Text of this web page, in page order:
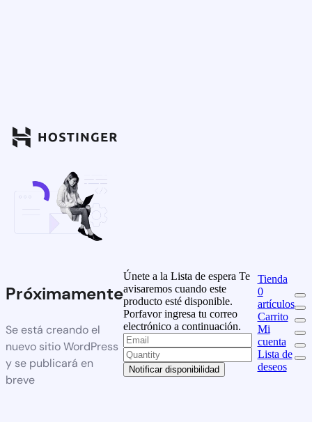
Próximamente
Se está creando el
nuevo sitio WordPress
y se publicará en
breve
Únete a la Lista de espera Te
avisaremos cuando este
producto esté disponible.
Porfavor ingresa tu correo
electrónico a continuación.
Notificar disponibilidad
Tienda
0
artículos
Carrito
Mi
cuenta
Lista de
deseos